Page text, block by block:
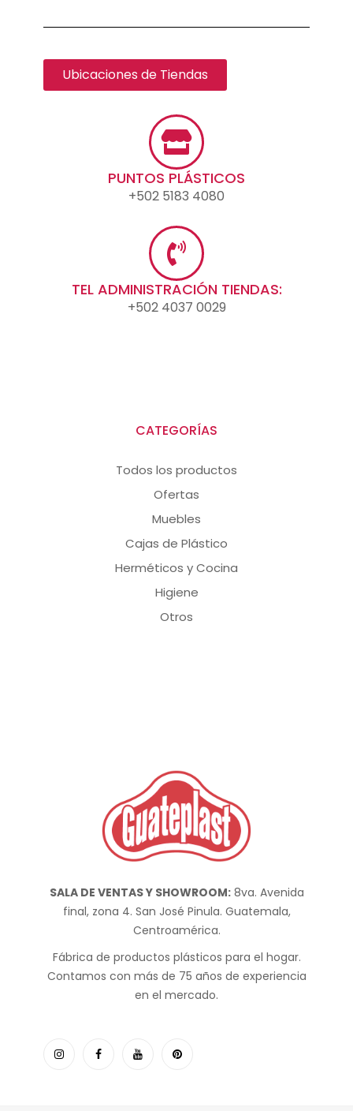
Ubicaciones de Tiendas
PUNTOS PLÁSTICOS
+502 5183 4080
TEL ADMINISTRACIÓN TIENDAS:
+502 4037 0029
CATEGORÍAS
Todos los productos
Ofertas
Muebles
Cajas de Plástico
Herméticos y Cocina
Higiene
Otros
SALA DE VENTAS Y SHOWROOM:8va. Avenida
final, zona 4. San José Pinula. Guatemala,
Centroamérica.
Fábrica de productos plásticos para el hogar.
Contamos con más de 75 años de experiencia
en el mercado.